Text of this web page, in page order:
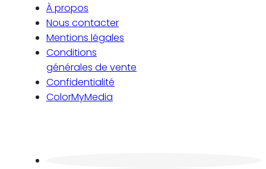
À propos
Nous contacter
Mentions légales
Conditions
générales de vente
Confidentialité
ColorMyMedia